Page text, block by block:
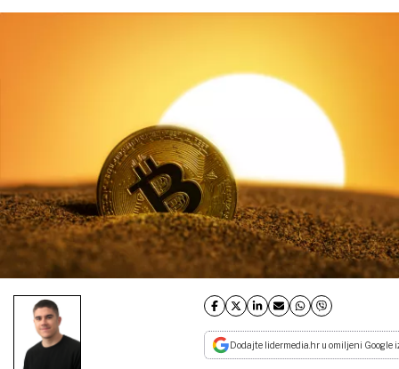
Dodajte lidermedia.hr u omiljeni Google